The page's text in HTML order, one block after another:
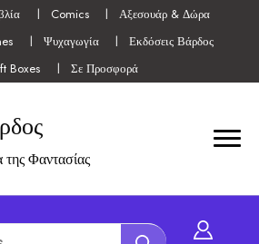
Comics
Αξεσουάρ & Δώρα
Ψυχαγωγία
Εκδόσεις Βάρδος
Boxes
Σε Προσφορά
Φαντασίας